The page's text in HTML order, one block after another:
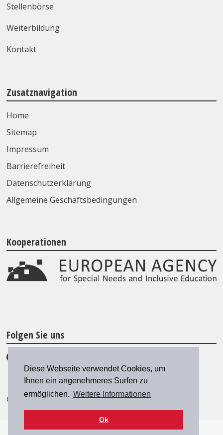
Diese Webseite verwendet Cookies, um
Ihnen ein angenehmeres Surfen zu
ermöglichen. Weitere Informationen
Ok
Stellenbörse
Weiterbildung
Kontakt
Zusatznavigation
Home
Sitemap
Impressum
Barrierefreiheit
Datenschutzerklärung
Allgemeine Geschäftsbedingungen
Kooperationen
Folgen Sie uns
© 2026 SZH/CSPS |szh@szh.ch